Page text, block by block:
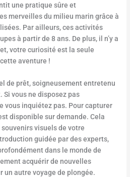
une pratique sûre et
merveilles du milieu marin grâce à
Par ailleurs, ces activités
à partir de 8 ans. De plus, il n’y a
votre curiosité est la seule
aventure !
de prêt, soigneusement entretenu
Si vous ne disposez pas
vous inquiétez pas. Pour capturer
disponible sur demande. Cela
visuels de votre
guidée par des experts,
dans le monde de
acquérir de nouvelles
un autre voyage de plongée.